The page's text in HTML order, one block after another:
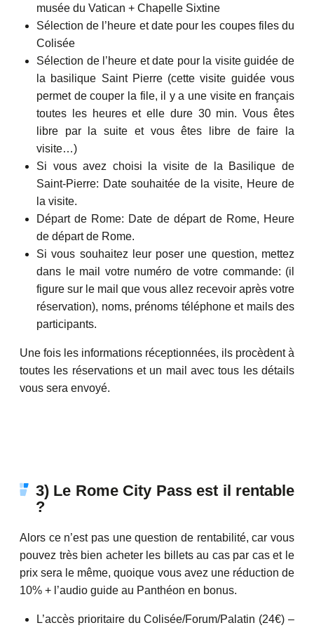
musée du Vatican + Chapelle Sixtine
Sélection de l’heure et date pour les coupes files du
Colisée
Sélection de l’heure et date pour la visite guidée de
la basilique Saint Pierre (cette visite guidée vous
permet de couper la file, il y a une visite en français
toutes les heures et elle dure 30 min. Vous êtes
libre par la suite et vous êtes libre de faire la
visite…)
Si vous avez choisi la visite de la Basilique de
Saint-Pierre: Date souhaitée de la visite, Heure de
la visite.
Départ de Rome: Date de départ de Rome, Heure
de départ de Rome.
Si vous souhaitez leur poser une question, mettez
dans le mail votre numéro de votre commande: (il
figure sur le mail que vous allez recevoir après votre
réservation), noms, prénoms téléphone et mails des
participants.
Une fois les informations réceptionnées, ils procèdent à
toutes les réservations et un mail avec tous les détails
vous sera envoyé.
3) Le Rome City Pass est il rentable
?
Alors ce n’est pas une question de rentabilité, car vous
pouvez très bien acheter les billets au cas par cas et le
prix sera le même, quoique vous avez une réduction de
10% + l’audio guide au Panthéon en bonus.
L’accès prioritaire du Colisée/Forum/Palatin (24€) –